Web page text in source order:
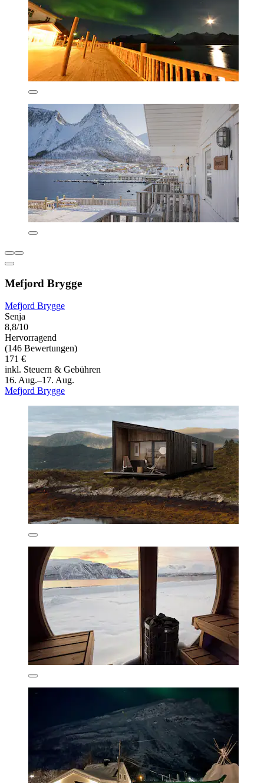
Mefjord Brygge
Mefjord Brygge
Senja
8,8/10
Hervorragend
(146 Bewertungen)
171 €
inkl. Steuern & Gebühren
16. Aug.–17. Aug.
Mefjord Brygge